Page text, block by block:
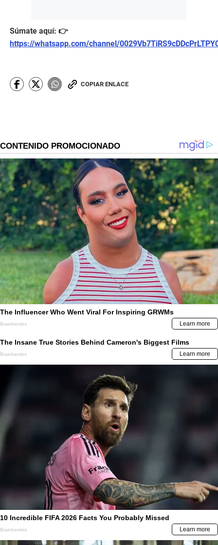
Súmate aquí: 👉
https://whatsapp.com/channel/
COPIAR ENLACE